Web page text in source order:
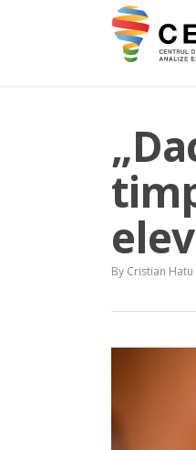
By Cristian Hatu